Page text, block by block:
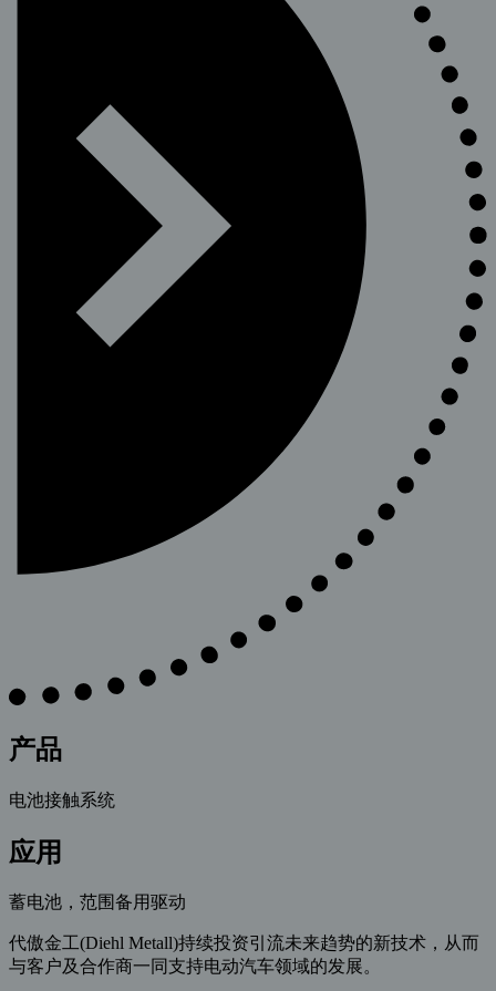
产品
电池接触系统
应用
蓄电池，范围备用驱动
代傲金工(Diehl Metall)持续投资引流未来趋势的新技术，从而
与客户及合作商一同支持电动汽车领域的发展。